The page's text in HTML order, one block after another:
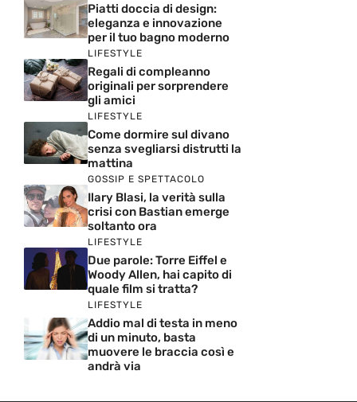
Piatti doccia di design:
eleganza e innovazione
per il tuo bagno moderno
LIFESTYLE
Regali di compleanno
originali per sorprendere
gli amici
LIFESTYLE
Come dormire sul divano
senza svegliarsi distrutti la
mattina
GOSSIP E SPETTACOLO
Ilary Blasi, la verità sulla
crisi con Bastian emerge
soltanto ora
LIFESTYLE
Due parole: Torre Eiffel e
Woody Allen, hai capito di
quale film si tratta?
LIFESTYLE
Addio mal di testa in meno
di un minuto, basta
muovere le braccia così e
andrà via